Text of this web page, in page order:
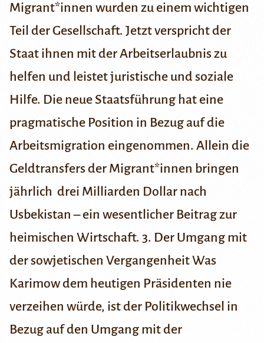
Migrant*innen wurden zu einem wichtigen
Teil der Gesellschaft. Jetzt verspricht der
Staat ihnen mit der Arbeitserlaubnis zu
helfen und leistet juristische und soziale
Hilfe. Die neue Staatsführung hat eine
pragmatische Position in Bezug auf die
Arbeitsmigration eingenommen. Allein die
Geldtransfers der Migrant*innen bringen
jährlich drei Milliarden Dollar nach
Usbekistan – ein wesentlicher Beitrag zur
heimischen Wirtschaft. 3. Der Umgang mit
der sowjetischen VergangenheitWas
Karimow dem heutigen Präsidenten nie
verzeihen würde, ist der Politikwechsel in
Bezug auf den Umgang mit der